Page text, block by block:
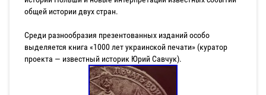
общей истории двух стран.
Среди разнообразия презентованных изданий особо
выделяется книга «1000 лет украинской печати» (куратор
проекта — известный историк Юрий Савчук).